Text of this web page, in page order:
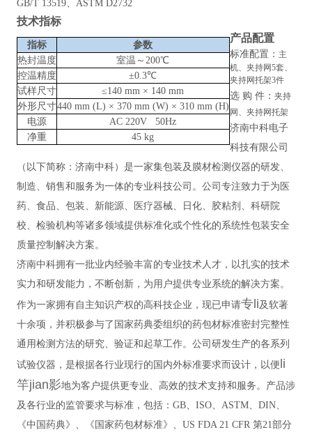
GB/T 13519、ASTM D2732
技术指标
指标
参数
热封温度
室温～200℃
控温精度
±0.3℃
试样尺寸
≤140 mm × 140 mm
外形尺寸440 mm (L) × 370 mm (W) × 310 mm (H)
电源
AC 220V 50Hz
净重
45 kg
产品配置
标准配置： 主
机、夹持网5套、
夹持网托架3件
选 购 件： 夹持
网、夹持网托架
济南中科电子
科技有限公司
（以下简称：济南中科）是一家集包装及膜材检测仪器的研发、
制造、销售和服务为一体的专业科技公司。公司专注致力于为医
药、食品、包装、新能源、医疗器械、日化、胶粘剂、科研院
校、检验机构等诸多领域提供标准化或个性化的系统性包装安全
质量控制解决方案。
济南中科拥有一批业内经验丰富的专业技术人才，以扎实的技术
实力和研发能力，不断创新，为用户提供专业系统的解决方案。
作为一家拥有自主知识产权的高科技企业，现已申请专li及软著
十余项，并积极参与了国家药典委组织的药包材标准密封完整性
通用检测方法的研究、验证和起草工作。公司研发生产的各系列
试验仪器，是根据各行业现行的国内外标准要求而设计，以便 li
竿jian影地为客户提供更专业、高效的技术支持和服务。产品涉
及各行业的监管要求与标准，包括：GB、ISO、ASTM、DIN、
《中国药典》、《国家药包材标准》、US FDA 21 CFR 第21部分